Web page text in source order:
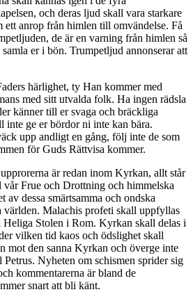
och deras ljud skall vara starkare
ett anrop från himlen till omvändelse. Få
de är en varning från himlen så
er i bön. Trumpetljud annonserar att
härlighet, ty Han kommer med
med sitt utvalda folk. Ha ingen rädsla
känner till er svaga och bräckliga
ge er bördor ni inte kan bära.
upp andligt en gång, följ inte de som
för Guds Rättvisa kommer.
är redan inom Kyrkan, allt står
Frue och Drottning och himmelska
av dessa smärtsamma och ondska
världen. Malachis profeti skall uppfyllas
Heliga Stolen i Rom. Kyrkan skall delas i
vilken tid kaos och ödslighet skall
mot den sanna Kyrkan och överge inte
Petrus. Nyheten om schismen sprider sig
kommentarerna är bland de
snart att bli känt.